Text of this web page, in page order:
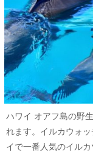
ハワイ オアフ島の野
れます。イルカウォ
イで一番人気のイル